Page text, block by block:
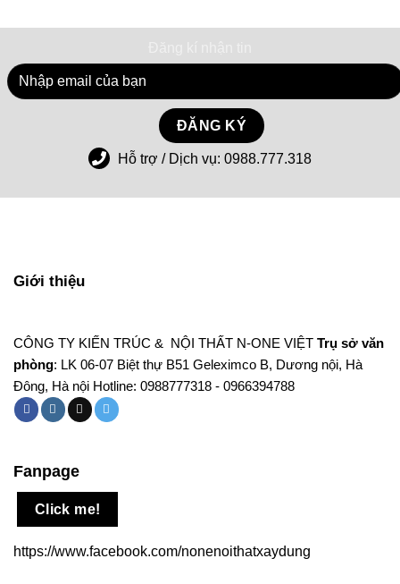
Hỗ trợ / Dịch vụ: 0988.777.318
Giới thiệu
CÔNG TY KIẾN TRÚC & NỘI THẤT N-ONE VIỆT Trụ sở văn
phòng: LK 06-07 Biệt thự B51 Geleximco B, Dương nội, Hà
Đông, Hà nội Hotline: 0988777318 - 0966394788
Fanpage
Click me!
https://www.facebook.com/nonenoithatxaydung